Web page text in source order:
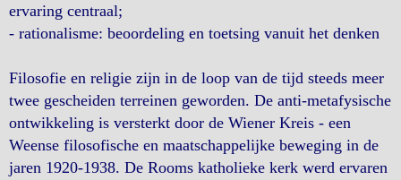
ervaring centraal;
- rationalisme: beoordeling en toetsing vanuit het denken
Filosofie en religie zijn in de loop van de tijd steeds meer
twee gescheiden terreinen geworden. De anti-metafysische
ontwikkeling is versterkt door de Wiener Kreis - een
Weense filosofische en maatschappelijke beweging in de
jaren 1920-1938. De Rooms katholieke kerk werd ervaren